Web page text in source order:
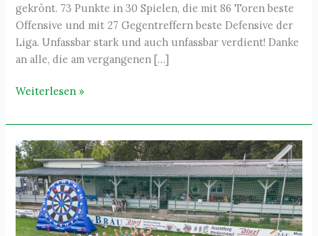
gekrönt. 73 Punkte in 30 Spielen, die mit 86 Toren beste
Offensive und mit 27 Gegentreffern beste Defensive der
Liga. Unfassbar stark und auch unfassbar verdient! Danke
an alle, die am vergangenen […]
VfB
Meister
2026
Weiterlesen »